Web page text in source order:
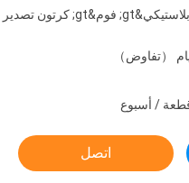
تغليف بلاستيكي&gt; فوم&gt; كرتون تصدير
اتصل